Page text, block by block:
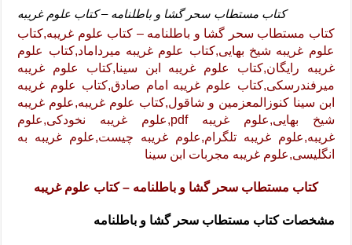
کتاب مستطاب سحر گشا و باطلنامه – کتاب علوم غریبه
کتاب مستطاب سحر گشا و باطلنامه – کتاب علوم غریبه,کتاب
علوم غریبه شیخ بهایی,کتاب علوم غریبه میرداماد,کتاب علوم
غریبه رایگان,کتاب علوم غریبه ابن سینا,کتاب علوم غریبه
میرفندرسکی,کتاب علوم غریبه امام صادق,کتاب علوم غریبه
ابن سینا کنوزالمعزمین و شاقول,کتاب علوم غریبه,علوم غریبه
شیخ بهایی,علوم غریبه pdf,علوم غریبه نخودکی,علوم
غریبه,علوم غریبه تلگرام,علوم غریبه چیست,علوم غریبه به
انگلیسی,علوم غریبه مجربات ابن سینا
کتاب مستطاب سحر گشا و باطلنامه – کتاب علوم غریبه
مشخصات کتاب مستطاب سحر گشا و باطلنامه